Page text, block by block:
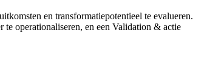
en transformatiepotentieel te evalueren.
te operationaliseren, en een Validation & actie